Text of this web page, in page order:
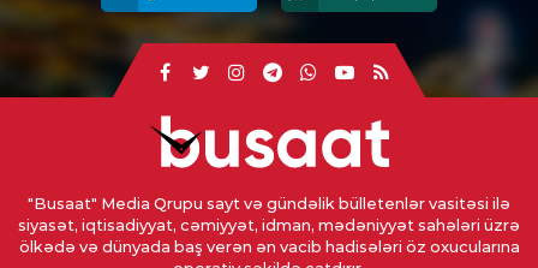
"Busaat" Media Qrupu sayt və gündəlik bülletenlər vasitəsi ilə
siyasət, iqtisadiyyat, cəmiyyət, idman, mədəniyyət sahələri üzrə
ölkədə və dünyada baş verən ən vacib hadisələri öz oxucularına